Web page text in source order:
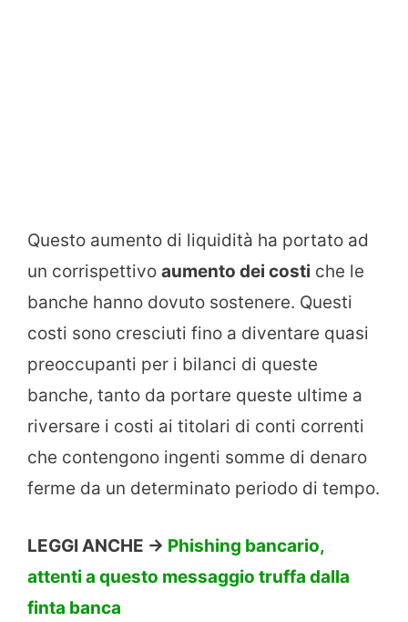
Questo aumento di liquidità ha portato ad
un corrispettivo aumento dei costi che le
banche hanno dovuto sostenere. Questi
costi sono cresciuti fino a diventare quasi
preoccupanti per i bilanci di queste
banche, tanto da portare queste ultime a
riversare i costi ai titolari di conti correnti
che contengono ingenti somme di denaro
ferme da un determinato periodo di tempo.
LEGGI ANCHE -> Phishing bancario,
attenti a questo messaggio truffa dalla
finta banca